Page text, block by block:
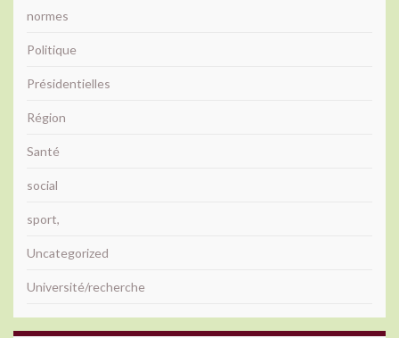
normes
Politique
Présidentielles
Région
Santé
social
sport,
Uncategorized
Université/recherche